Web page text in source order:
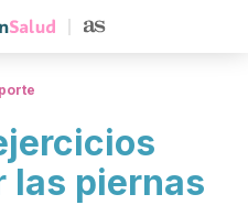
las piernas